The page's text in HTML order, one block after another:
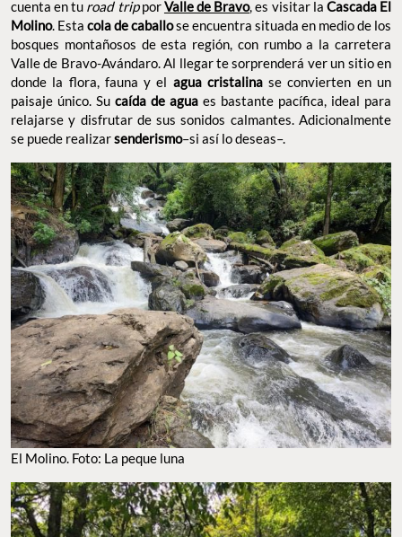
cuenta en tu road tripporValle de Bravo, es visitar la Cascada El
Molino. Esta cola de caballose encuentra situada en medio de los
bosques montañosos de esta región, con rumbo a la carretera
Valle de Bravo-Avándaro. Al llegar te sorprenderá ver un sitio en
donde la flora, fauna y el agua cristalinase convierten en un
paisaje único. Su caída de agua es bastante pacífica, ideal para
relajarse y disfrutar de sus sonidos calmantes. Adicionalmente
se puede realizarsenderismo–si así lo deseas–.
El Molino. Foto: La peque luna